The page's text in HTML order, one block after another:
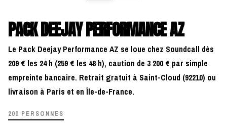
PACK DEEJAY PERFORMANCE AZ
Le Pack Deejay Performance AZ se loue chez Soundcall dès
209 € les 24 h (259 € les 48 h), caution de 3 200 € par simple
empreinte bancaire. Retrait gratuit à Saint-Cloud (92210) ou
livraison à Paris et en Île-de-France.
200 PERSONNES